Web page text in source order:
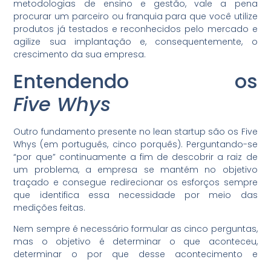
metodologias de ensino e gestão, vale a pena
procurar um parceiro ou franquia para que você utilize
produtos já testados e reconhecidos pelo mercado e
agilize sua implantação e, consequentemente, o
crescimento da sua empresa.
Entendendo os
Five Whys
Outro fundamento presente no lean startup são os Five
Whys (em português, cinco porquês). Perguntando-se
“por que” continuamente a fim de descobrir a raiz de
um problema, a empresa se mantém no objetivo
traçado e consegue redirecionar os esforços sempre
que identifica essa necessidade por meio das
medições feitas.
Nem sempre é necessário formular as cinco perguntas,
mas o objetivo é determinar o que aconteceu,
determinar o por que desse acontecimento e